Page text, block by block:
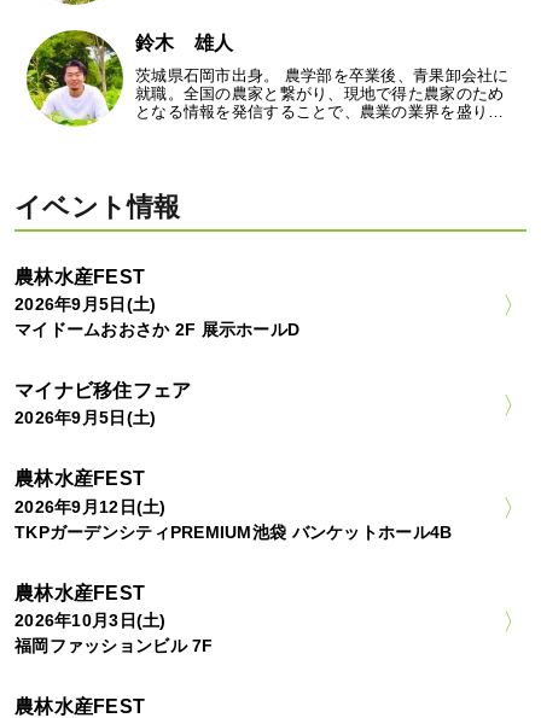
鈴木 雄人
茨城県石岡市出身。 農学部を卒業後、青果卸会社に
就職。全国の農家と繋がり、現地で得た農家のため
となる情報を発信することで、農業の業界を盛り…
イベント情報
農林水産FEST
2026年9月5日(土)
マイドームおおさか 2F 展示ホールD
マイナビ移住フェア
2026年9月5日(土)
農林水産FEST
2026年9月12日(土)
TKPガーデンシティPREMIUM池袋 バンケットホール4B
農林水産FEST
2026年10月3日(土)
福岡ファッションビル 7F
農林水産FEST